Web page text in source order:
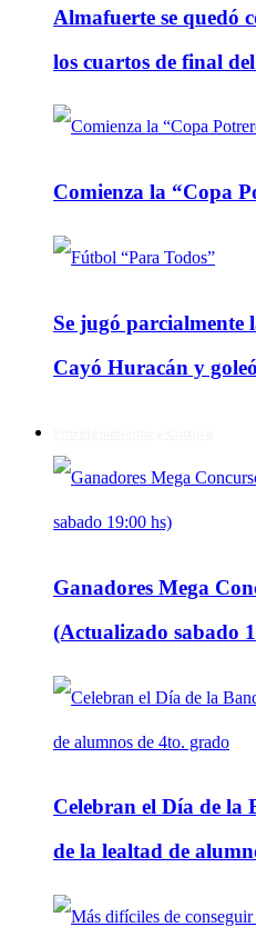
Almafuerte se quedó
los cuartos de final
Comienza la “Copa
Se jugó parcialmente
Cayó Huracán y
Ganadores Mega
(Actualizado sabado
Celebran el Día de la
de la lealtad de